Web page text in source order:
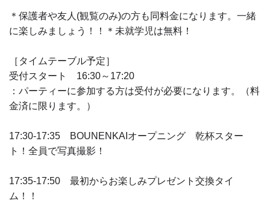
＊保護者や友人(観覧のみ)の方も同料金になります。一緒
に楽しみましょう！！＊未就学児は無料！
［タイムテーブル予定］
受付スタート 16:30～17:20
：パーティーに参加する方は受付が必要になります。（料
金済に限ります。）
17:30-17:35 BOUNENKAIオープニング 乾杯スター
ト！全員で写真撮影！
17:35-17:50 最初からお楽しみプレゼント交換タイ
ム！！